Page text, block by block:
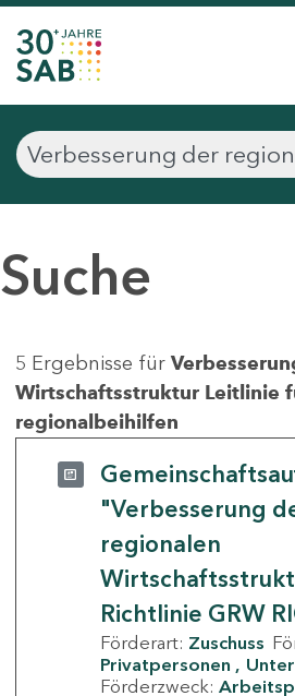
Suche
5 Ergebnisse für
Wirtschaftsstruktur Leitlinie
regionalbeihilfen
"Verbesserung
regionalen
Richtlinie GRW
Förderart: Zuschuss
Privatpersonen
Förderzweck: